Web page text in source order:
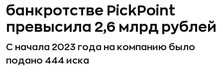
банкротстве PickPoint
превысила 2,6 млрд рублей
С начала 2023 года на компанию было
подано 444 иска